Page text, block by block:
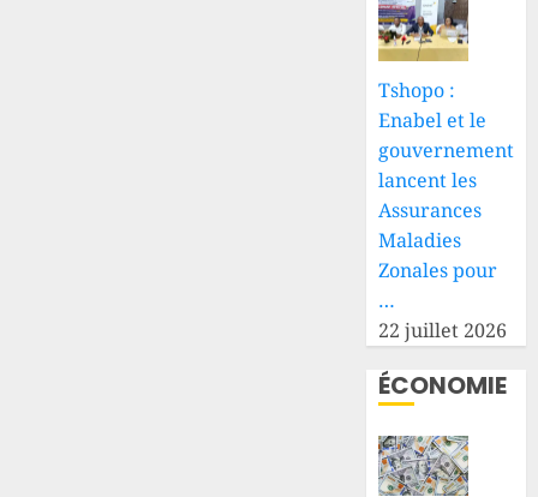
Tshopo :
Enabel et le
gouvernement
lancent les
Assurances
Maladies
Zonales pour
…
22 juillet 2026
ÉCONOMIE